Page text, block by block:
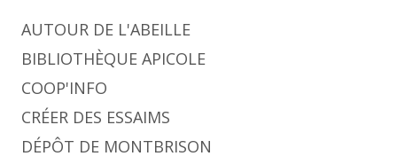
AUTOUR DE L'ABEILLE
BIBLIOTHÈQUE APICOLE
COOP'INFO
CRÉER DES ESSAIMS
DÉPÔT DE MONTBRISON